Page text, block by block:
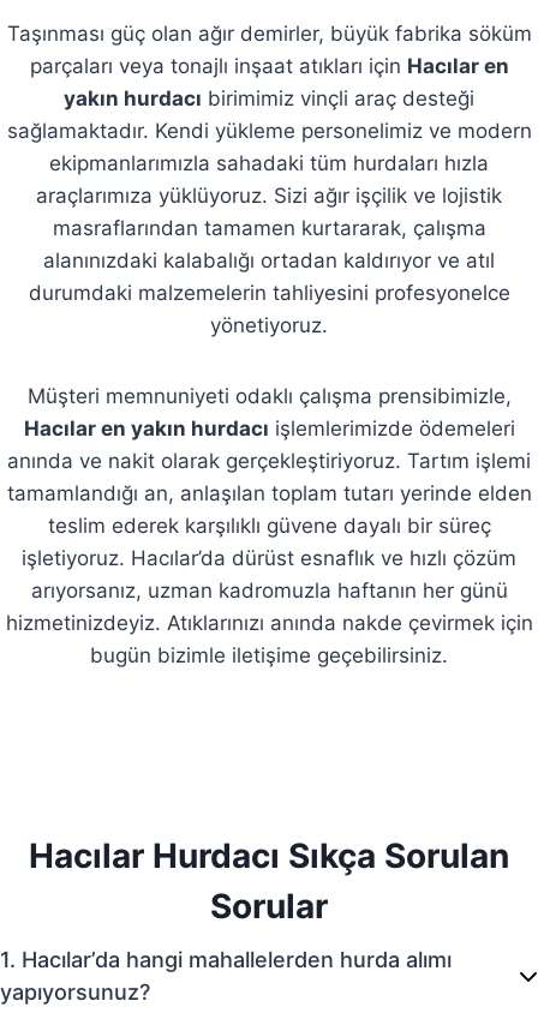
Taşınması güç olan ağır demirler, büyük fabrika söküm
parçaları veya tonajlı inşaat atıkları için Hacılar en
yakın hurdacı birimimiz vinçli araç desteği
sağlamaktadır. Kendi yükleme personelimiz ve modern
ekipmanlarımızla sahadaki tüm hurdaları hızla
araçlarımıza yüklüyoruz. Sizi ağır işçilik ve lojistik
masraflarından tamamen kurtararak, çalışma
alanınızdaki kalabalığı ortadan kaldırıyor ve atıl
durumdaki malzemelerin tahliyesini profesyonelce
yönetiyoruz.
Müşteri memnuniyeti odaklı çalışma prensibimizle,
Hacılar en yakın hurdacı işlemlerimizde ödemeleri
anında ve nakit olarak gerçekleştiriyoruz. Tartım işlemi
tamamlandığı an, anlaşılan toplam tutarı yerinde elden
teslim ederek karşılıklı güvene dayalı bir süreç
işletiyoruz. Hacılar’da dürüst esnaflık ve hızlı çözüm
arıyorsanız, uzman kadromuzla haftanın her günü
hizmetinizdeyiz. Atıklarınızı anında nakde çevirmek için
bugün bizimle iletişime geçebilirsiniz.
Hacılar Hurdacı Sıkça Sorulan
Sorular
1. Hacılar’da hangi mahallelerden hurda alımı
yapıyorsunuz?